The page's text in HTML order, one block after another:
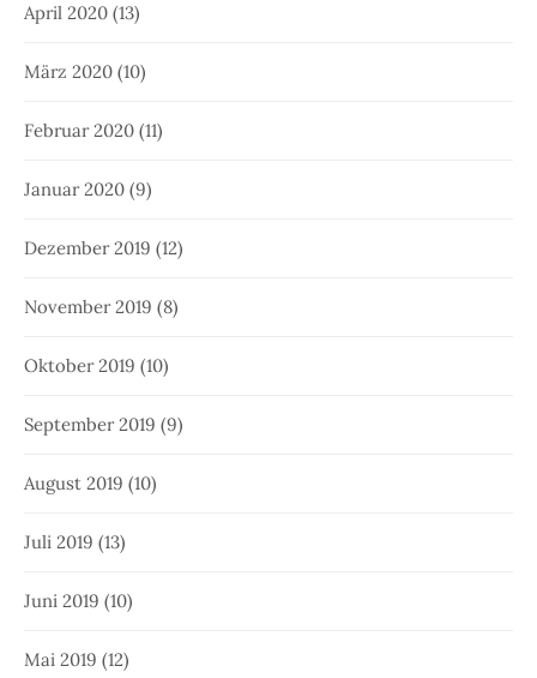
April 2020 (13)
März 2020 (10)
Februar 2020 (11)
Januar 2020 (9)
Dezember 2019 (12)
November 2019 (8)
Oktober 2019 (10)
September 2019 (9)
August 2019 (10)
Juli 2019 (13)
Juni 2019 (10)
Mai 2019 (12)